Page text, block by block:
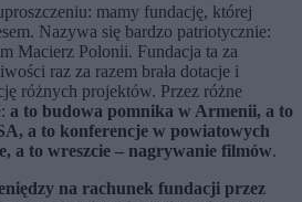
mamy fundację, której
Nazywa się bardzo patriotycznie:
Macierz Polonii. Fundacja ta za
raz za razem brała dotacje i
różnych projektów. Przez różne
a to budowa pomnika w Armenii, a to
a to konferencje w powiatowych
a to wreszcie – nagrywanie filmów.
na rachunek fundacji przez